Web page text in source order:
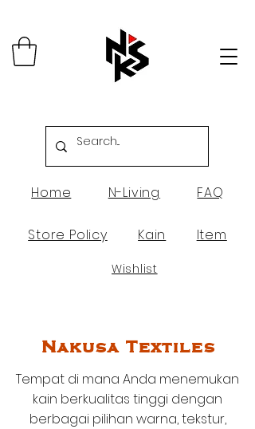
Home N-Living FAQ
Store Policy Kain Item
Wishlist
Nakusa Textiles
Tempat di mana Anda menemukan
kain berkualitas tinggi dengan
berbagai pilihan warna, tekstur,